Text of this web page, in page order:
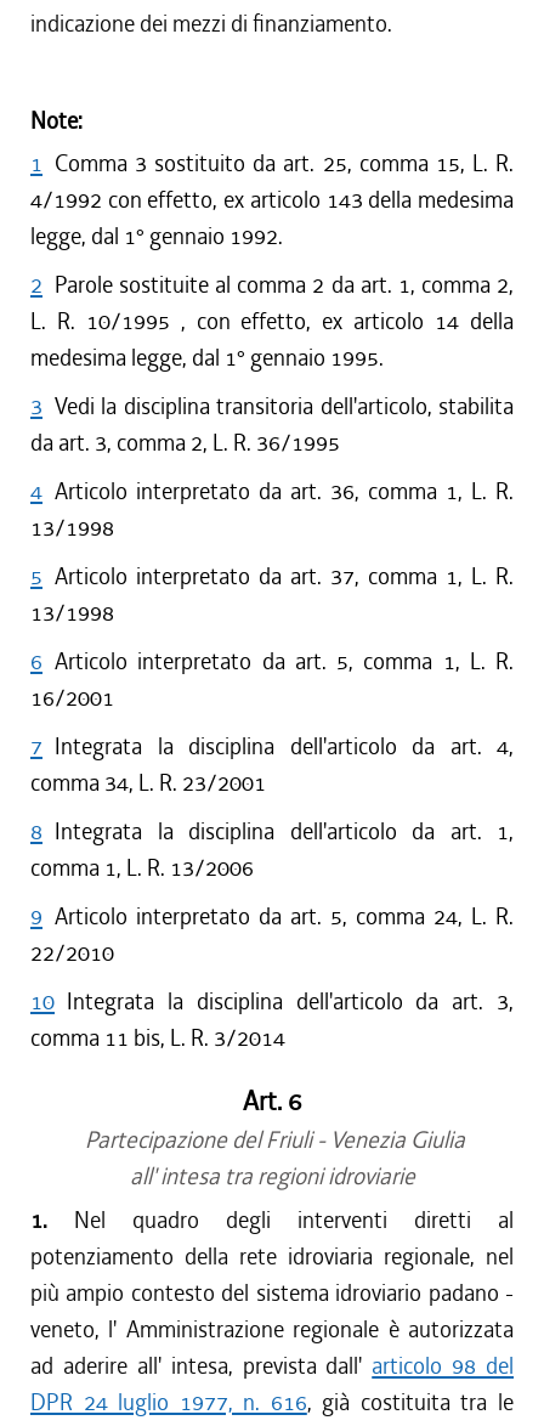
indicazione dei mezzi di finanziamento.
Note:
1 Comma 3 sostituito da art. 25, comma 15, L. R.
4/1992 con effetto, ex articolo 143 della medesima
legge, dal 1° gennaio 1992.
2 Parole sostituite al comma 2 da art. 1, comma 2,
L. R. 10/1995 , con effetto, ex articolo 14 della
medesima legge, dal 1° gennaio 1995.
3 Vedi la disciplina transitoria dell'articolo, stabilita
da art. 3, comma 2, L. R. 36/1995
4 Articolo interpretato da art. 36, comma 1, L. R.
13/1998
5 Articolo interpretato da art. 37, comma 1, L. R.
13/1998
6 Articolo interpretato da art. 5, comma 1, L. R.
16/2001
7 Integrata la disciplina dell'articolo da art. 4,
comma 34, L. R. 23/2001
8 Integrata la disciplina dell'articolo da art. 1,
comma 1, L. R. 13/2006
9 Articolo interpretato da art. 5, comma 24, L. R.
22/2010
10 Integrata la disciplina dell'articolo da art. 3,
comma 11 bis, L. R. 3/2014
Art. 6
Partecipazione del Friuli - Venezia Giulia
all' intesa tra regioni idroviarie
1. Nel quadro degli interventi diretti al
potenziamento della rete idroviaria regionale, nel
più ampio contesto del sistema idroviario padano -
veneto, l' Amministrazione regionale è autorizzata
ad aderire all' intesa, prevista dall' articolo 98 del
DPR 24 luglio 1977, n. 616, già costituita tra le